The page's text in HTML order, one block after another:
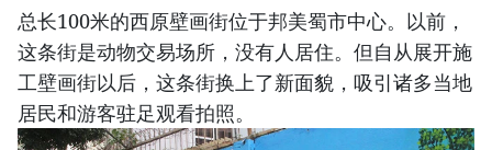
总长100米的西原壁画街位于邦美蜀市中心。以前，
这条街是动物交易场所，没有人居住。但自从展开施
工壁画街以后，这条街换上了新面貌，吸引诸多当地
居民和游客驻足观看拍照。